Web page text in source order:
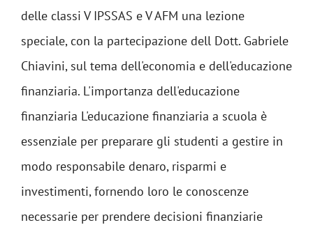
delle classi V IPSSAS e V AFM una lezione
speciale, con la partecipazione dell Dott. Gabriele
Chiavini, sul tema dell'economia e dell'educazione
finanziaria. L'importanza dell'educazione
finanziaria L'educazione finanziaria a scuola è
essenziale per preparare gli studenti a gestire in
modo responsabile denaro, risparmi e
investimenti, fornendo loro le conoscenze
necessarie per prendere decisioni finanziarie